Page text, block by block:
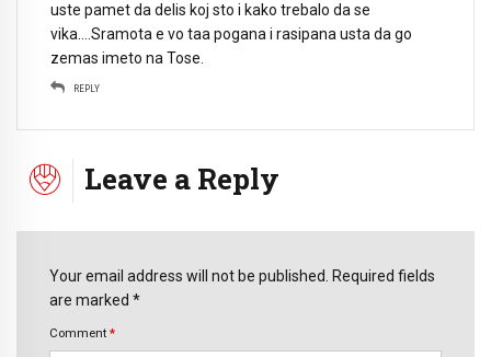
uste pamet da delis koj sto i kako trebalo da se
vika….Sramota e vo taa pogana i rasipana usta da go
zemas imeto na Tose.
REPLY
Leave a Reply
Your email address will not be published. Required fields
are marked *
Comment *